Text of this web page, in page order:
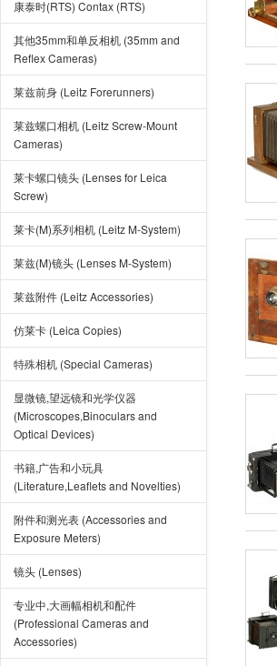
康泰时(RTS) Contax (RTS)
其他35mm和单反相机 (35mm and
Reflex Cameras)
莱兹前身 (Leitz Forerunners)
莱兹螺口相机 (Leitz Screw-Mount
Cameras)
莱卡螺口镜头 (Lenses for Leica
Screw)
莱卡(M)系列相机 (Leitz M-System)
莱兹(M)镜头 (Lenses M-System)
莱兹附件 (Leitz Accessories)
仿莱卡 (Leica Copies)
特殊相机 (Special Cameras)
显微镜,望远镜和光学仪器
(Microscopes,Binoculars and
Optical Devices)
书籍,广告和小玩具
(Literature,Leaflets and Novelties)
附件和测光表 (Accessories and
Exposure Meters)
镜头 (Lenses)
专业中,大画幅相机和配件
(Professional Cameras and
Accessories)